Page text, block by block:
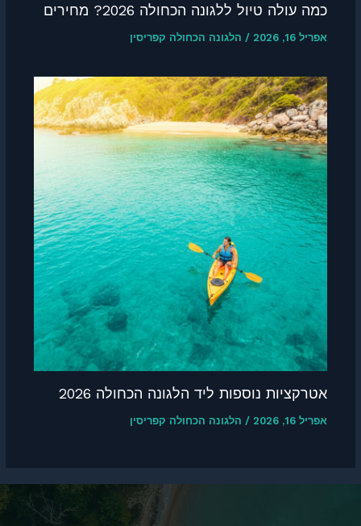
טיול ללגונה הכחולה 2026? מחירים
/הלגונה הכחולה קפריסין
נוספות ליד הלגונה הכחולה 2026
/הלגונה הכחולה קפריסין